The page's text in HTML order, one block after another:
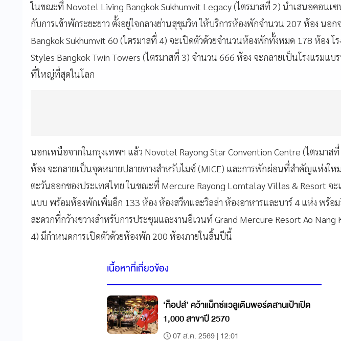
ในขณะที่ Novotel Living Bangkok Sukhumvit Legacy (ไตรมาสที่ 2) นำเสนอคอนเ
กับการเข้าพักระยะยาว ตั้งอยู่ใจกลางย่านสุขุมวิท ให้บริการห้องพักจำนวน 207 ห้อง นอ
Bangkok Sukhumvit 60 (ไตรมาสที่ 4) จะเปิดตัวด้วยจำนวนห้องพักทั้งหมด 178 ห้อง โร
Styles Bangkok Twin Towers (ไตรมาสที่ 3) จำนวน 666 ห้อง จะกลายเป็นโรงแรมแบ
ที่ใหญ่ที่สุดในโลก
นอกเหนือจากในกรุงเทพฯ แล้ว Novotel Rayong Star Convention Centre (ไตรมาส
ห้อง จะกลายเป็นจุดหมายปลายทางสำหรับไมซ์ (MICE) และการพักผ่อนที่สำคัญแห่งให
ตะวันออกของประเทศไทย ในขณะที่ Mercure Rayong Lomtalay Villas & Resort จะ
แบบ พร้อมห้องพักเพิ่มอีก 133 ห้อง ห้องสวีทและวิลล่า ห้องอาหารและบาร์ 4 แห่ง พร้อม
สะดวกที่กว้างขวางสำหรับการประชุมและงานอีเวนท์ Grand Mercure Resort Ao Nang
4) มีกำหนดการเปิดตัวด้วยห้องพัก 200 ห้องภายในสิ้นปีนี้
เนื้อหาที่เกี่ยวข้อง
‘ท็อปส์’ คว้าแม็กซ์แวลูเติมพอร์ตสานเป้าเปิด
1,000 สาขาปี 2570
07 ส.ค. 2569 | 12:01